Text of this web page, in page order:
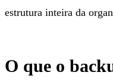
estrutura inteira da
O que o